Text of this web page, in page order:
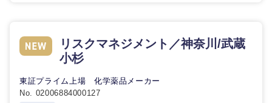
リスクマネジメント／神奈川/武蔵
小杉
東証プライム上場 化学薬品メーカー
No. 02006884000127